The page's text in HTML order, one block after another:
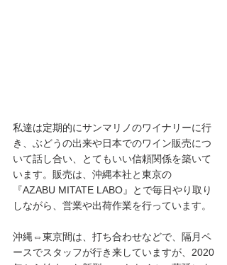
私達は定期的にサンマリノのワイナリーに行
き、ぶどうの出来や日本でのワイン販売につ
いて話し合い、とてもいい信頼関係を築いて
います。販売は、沖縄本社と東京の
『AZABU MITATE LABO』とで毎日やり取り
しながら、営業や出荷作業を行っています。
沖縄⇔東京間は、打ち合わせなどで、隔月ペ
ースでスタッフが行き来していますが、2020